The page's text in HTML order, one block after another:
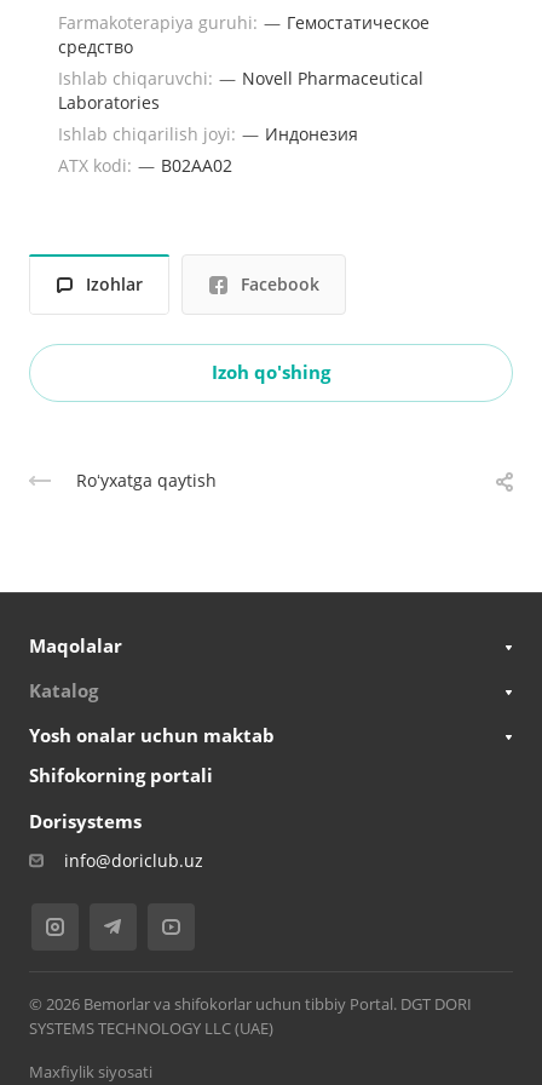
Farmakoterapiya guruhi: — Гемостатическое
средство
Ishlab chiqaruvchi: — Novell Pharmaceutical
Laboratories
Ishlab chiqarilish joyi: — Индонезия
ATX kodi: — B02AA02
Izohlar Facebook
Izoh qo'shing
Roʻyxatga qaytish
Maqolalar
Katalog
Yosh onalar uchun maktab
Shifokorning portali
Dorisystems
info@doriclub.uz
© 2026 Bemorlar va shifokorlar uchun tibbiy Portal. DGT DORI
SYSTEMS TECHNOLOGY LLC (UAE)
Maxfiylik siyosati